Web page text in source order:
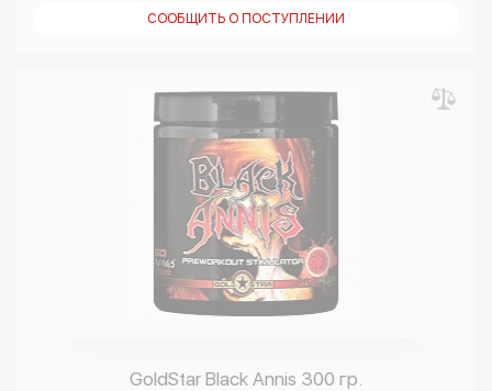
СООБЩИТЬ О ПОСТУПЛЕНИИ
GoldStar Black Annis 300 гр.